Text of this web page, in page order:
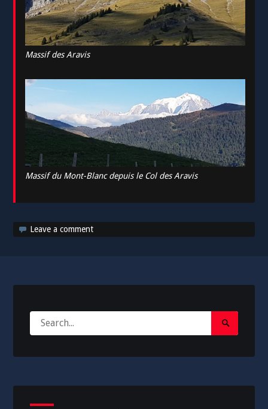
Massif des Aravis
Massif du Mont-Blanc depuis le Col des Aravis
Leave a comment
for:
Search
Submit